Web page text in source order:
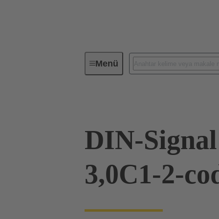
MenüCihaz Bağlantısı
DIN-
3,0C1-2-